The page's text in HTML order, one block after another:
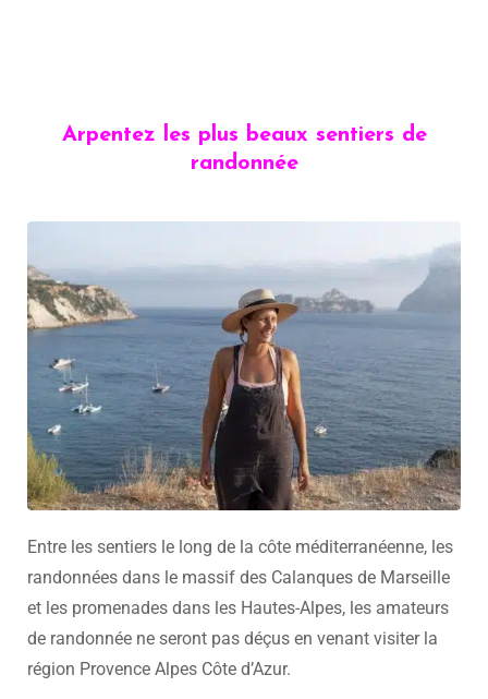
Arpentez les plus beaux sentiers de
randonnée
Entre les sentiers le long de la côte méditerranéenne, les
randonnées dans le massif des Calanques de Marseille
et les promenades dans les Hautes-Alpes, les amateurs
de randonnée ne seront pas déçus en venant visiter la
région Provence Alpes Côte d’Azur.